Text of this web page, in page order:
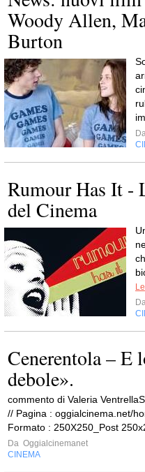
Woody Allen,
Burton
Da
Rumour Has It -
del Cinema
Da
Cenerentola – E
debole».
commento di Valeria
// Pagina : oggialcinema.net/
Formato : 250X250_Post
Da Oggialcinemanet
CINEMA